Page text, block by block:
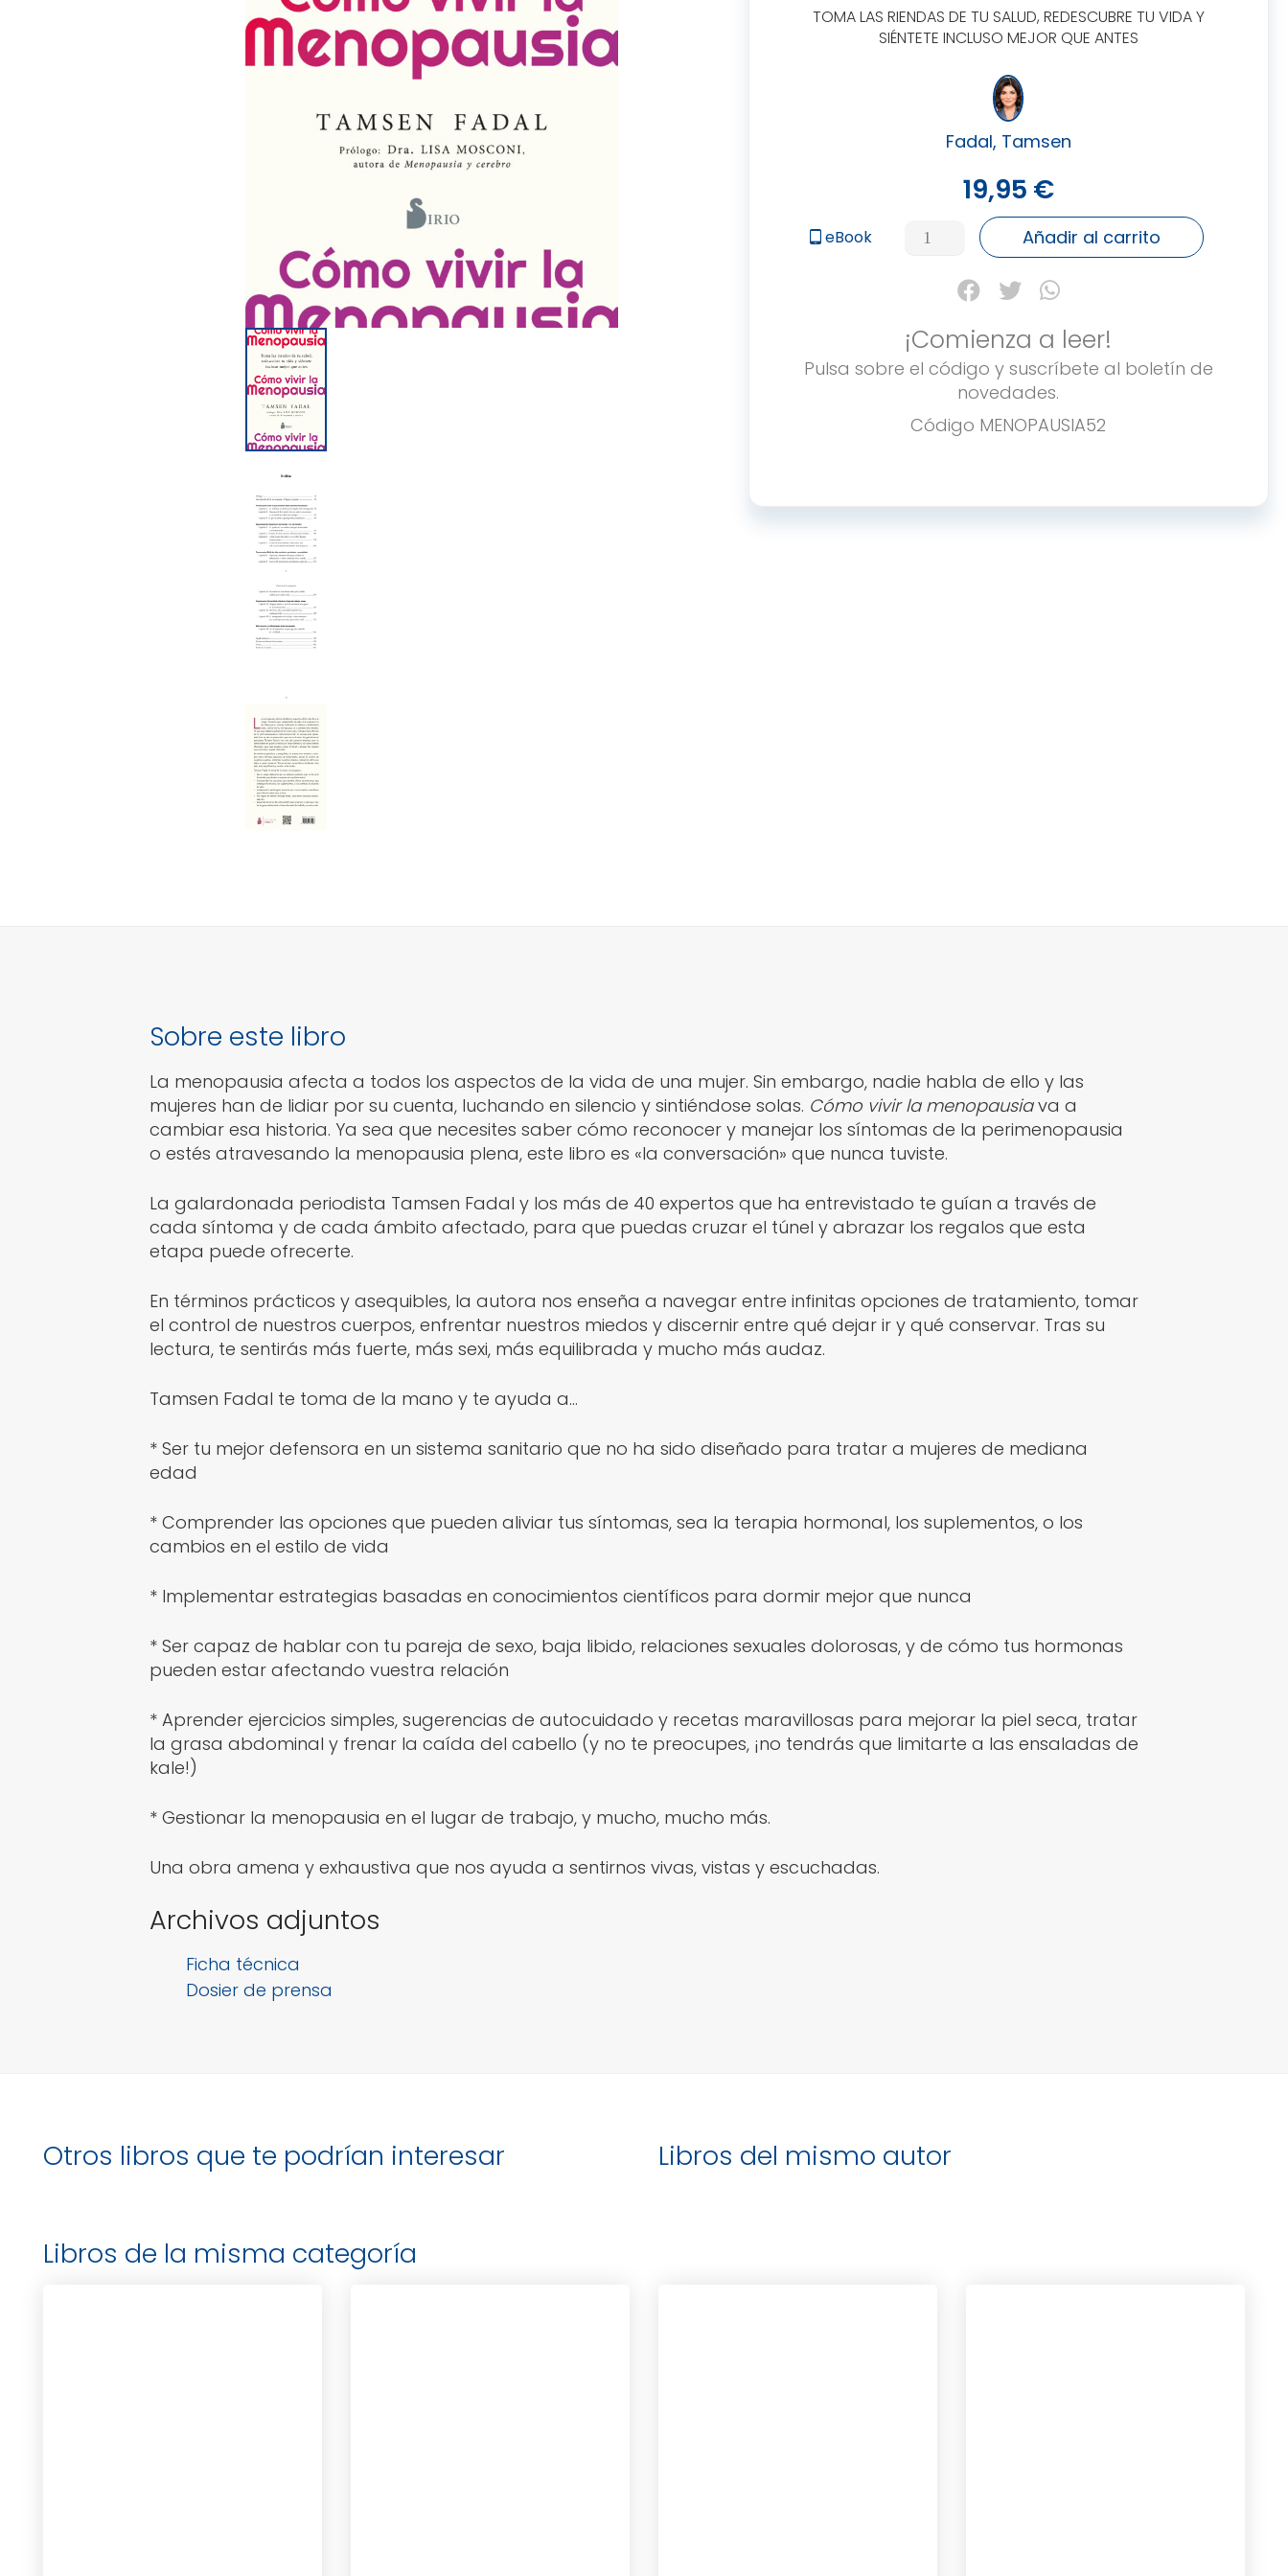
TOMA LAS RIENDAS DE TU SALUD, REDESCUBRE TU VIDA Y
SIÉNTETE INCLUSO MEJOR QUE ANTES
Fadal, Tamsen
19,95 €
tablet_android eBook
CÓMO
MENOPAUSIA
cantidad
Añadir al carrito
¡Comienza a leer!
Pulsa sobre el código y suscríbete al boletín de
novedades.
Código MENOPAUSIA52
Sobre este libro
La menopausia afecta a todos los aspectos de la vida de una mujer. Sin embargo, nadie habla de ello y las
mujeres han de lidiar por su cuenta, luchando en silencio y sintiéndose solas. Cómo vivir la menopausiava a
cambiar esa historia. Ya sea que necesites saber cómo reconocer y manejar los síntomas de la perimenopausia
o estés atravesando la menopausia plena, este libro es «la conversación» que nunca tuviste.
La galardonada periodista Tamsen Fadal y los más de 40 expertos que ha entrevistado te guían a través de
cada síntoma y de cada ámbito afectado, para que puedas cruzar el túnel y abrazar los regalos que esta
etapa puede ofrecerte.
En términos prácticos y asequibles, la autora nos enseña a navegar entre infinitas opciones de tratamiento, tomar
el control de nuestros cuerpos, enfrentar nuestros miedos y discernir entre qué dejar ir y qué conservar. Tras su
lectura, te sentirás más fuerte, más sexi, más equilibrada y mucho más audaz.
Tamsen Fadal te toma de la mano y te ayuda a…
* Ser tu mejor defensora en un sistema sanitario que no ha sido diseñado para tratar a mujeres de mediana
edad
* Comprender las opciones que pueden aliviar tus síntomas, sea la terapia hormonal, los suplementos, o los
cambios en el estilo de vida
* Implementar estrategias basadas en conocimientos científicos para dormir mejor que nunca
* Ser capaz de hablar con tu pareja de sexo, baja libido, relaciones sexuales dolorosas, y de cómo tus hormonas
pueden estar afectando vuestra relación
* Aprender ejercicios simples, sugerencias de autocuidado y recetas maravillosas para mejorar la piel seca, tratar
la grasa abdominal y frenar la caída del cabello (y no te preocupes, ¡no tendrás que limitarte a las ensaladas de
kale!)
* Gestionar la menopausia en el lugar de trabajo, y mucho, mucho más.
Una obra amena y exhaustiva que nos ayuda a sentirnos vivas, vistas y escuchadas.
Archivos adjuntos
Ficha técnica
Dosier de prensa
Otros libros que te podrían interesar Libros del mismo autor
Libros de la misma categoría